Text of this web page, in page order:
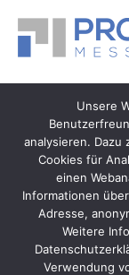
springen
Unsere
analysieren. Dazu
Cookies für
einen
Informationen
Adresse,
Weitere
Verwendung